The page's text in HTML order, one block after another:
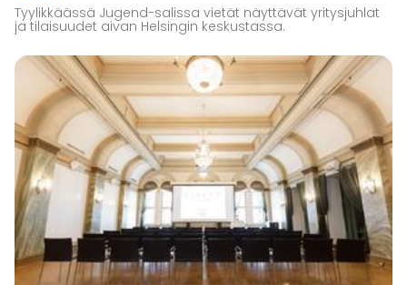
Tyylikkäässä Jugend-salissa vietät näyttävät yritysjuhlat
ja tilaisuudet aivan Helsingin keskustassa.